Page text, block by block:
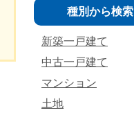
種別から検索
新築一戸建て
中古一戸建て
マンション
土地